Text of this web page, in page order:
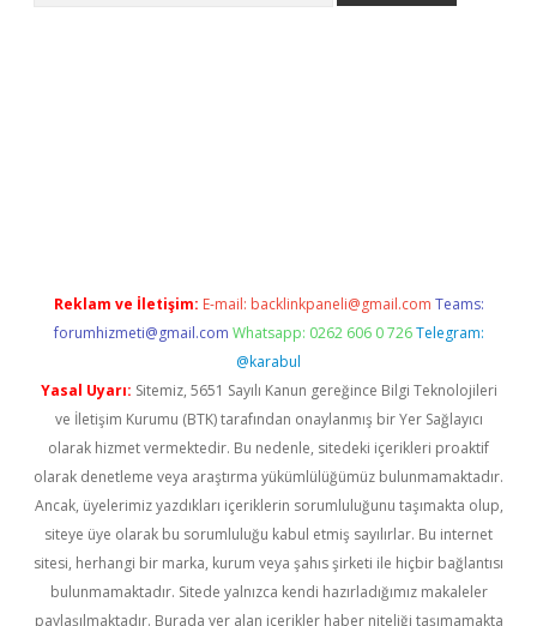
Reklam ve İletişim: E-mail: backlinkpaneli@gmail.com Teams:
forumhizmeti@gmail.com Whatsapp: 0262 606 0 726 Telegram:
@karabul
Yasal Uyarı: Sitemiz, 5651 Sayılı Kanun gereğince Bilgi Teknolojileri
ve İletişim Kurumu (BTK) tarafından onaylanmış bir Yer Sağlayıcı
olarak hizmet vermektedir. Bu nedenle, sitedeki içerikleri proaktif
olarak denetleme veya araştırma yükümlülüğümüz bulunmamaktadır.
Ancak, üyelerimiz yazdıkları içeriklerin sorumluluğunu taşımakta olup,
siteye üye olarak bu sorumluluğu kabul etmiş sayılırlar. Bu internet
sitesi, herhangi bir marka, kurum veya şahıs şirketi ile hiçbir bağlantısı
bulunmamaktadır. Sitede yalnızca kendi hazırladığımız makaleler
paylaşılmaktadır. Burada yer alan içerikler haber niteliği taşımamakta